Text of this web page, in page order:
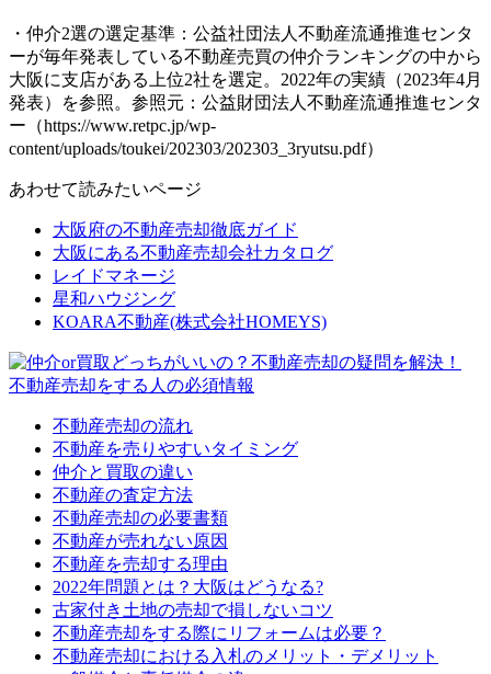
・仲介2選の選定基準：公益社団法人不動産流通推進センタ
ーが毎年発表している不動産売買の仲介ランキングの中から
大阪に支店がある上位2社を選定。2022年の実績（2023年4月
発表）を参照。参照元：公益財団法人不動産流通推進センタ
ー（https://www.retpc.jp/wp-
content/uploads/toukei/202303/202303_3ryutsu.pdf）
あわせて読みたいページ
大阪府の不動産売却徹底ガイド
大阪にある不動産売却会社カタログ
レイドマネージ
星和ハウジング
KOARA不動産(株式会社HOMEYS)
不動産売却をする人の必須情報
不動産売却の流れ
不動産を売りやすいタイミング
仲介と買取の違い
不動産の査定方法
不動産売却の必要書類
不動産が売れない原因
不動産を売却する理由
2022年問題とは？大阪はどうなる?
古家付き土地の売却で損しないコツ
不動産売却をする際にリフォームは必要？
不動産売却における入札のメリット・デメリット